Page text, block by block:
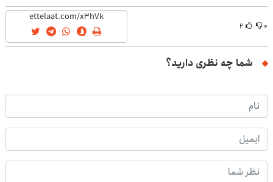
۰ ۲
شما چه نظری دارید؟